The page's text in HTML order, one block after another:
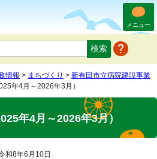
メニュー
情報 > まちづくり > 新有田市立病院建設事業
年4月～2026年3月）
年4月～2026年3月）
和8年6月10日